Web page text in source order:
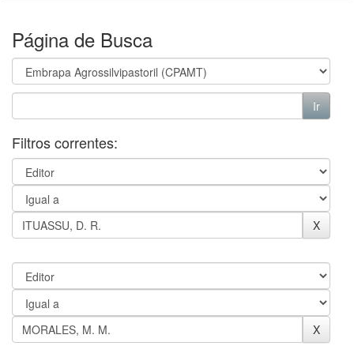
Página de Busca
Filtros correntes: